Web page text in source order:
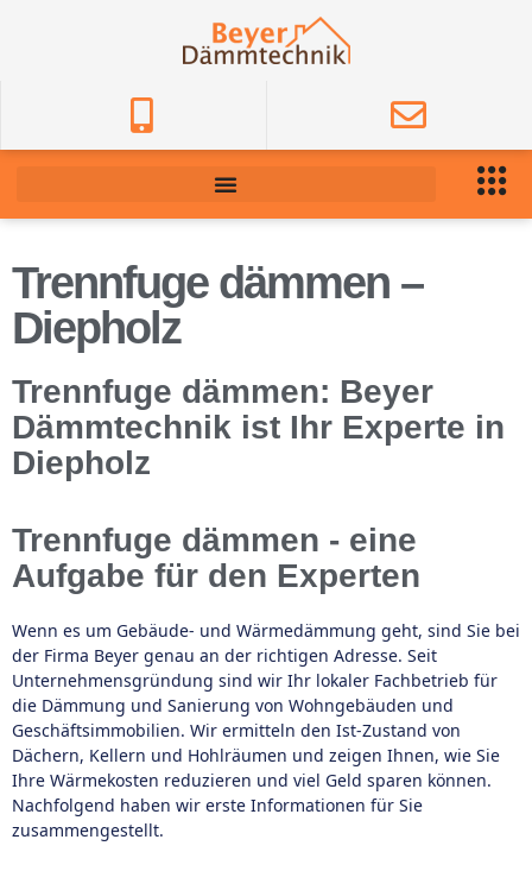
Trennfuge dämmen –
Diepholz
Trennfuge dämmen: Beyer
Dämmtechnik ist Ihr Experte in
Diepholz
Trennfuge dämmen - eine
Aufgabe für den Experten
Wenn es um Gebäude- und Wärmedämmung geht, sind Sie bei
der Firma Beyer genau an der richtigen Adresse. Seit
Unternehmensgründung sind wir Ihr lokaler Fachbetrieb für
die Dämmung und Sanierung von Wohngebäuden und
Geschäftsimmobilien. Wir ermitteln den Ist-Zustand von
Dächern, Kellern und Hohlräumen und zeigen Ihnen, wie Sie
Ihre Wärmekosten reduzieren und viel Geld sparen können.
Nachfolgend haben wir erste Informationen für Sie
zusammengestellt.